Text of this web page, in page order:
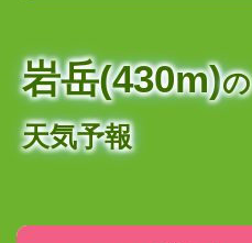
岩岳(430m)の
天気予報